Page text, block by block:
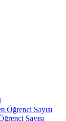
Öğrenci Sayısı
Sayısı